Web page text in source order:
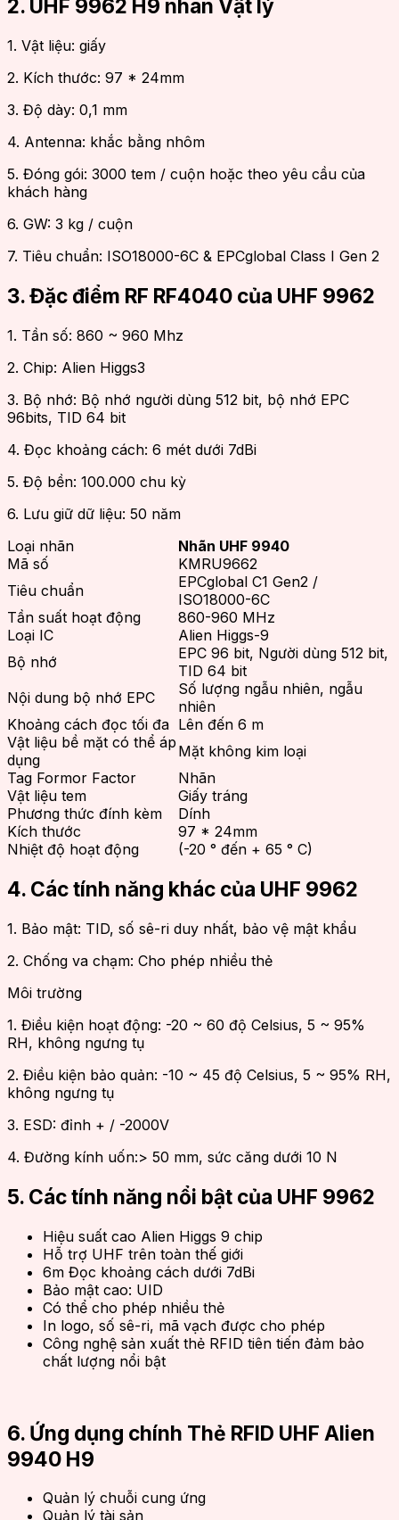
2. UHF 9962 H9 nhãn Vật lý
1. Vật liệu: giấy
2. Kích thước: 97 * 24mm
3. Độ dày: 0,1 mm
4. Antenna: khắc bằng nhôm
5. Đóng gói: 3000 tem / cuộn hoặc theo yêu cầu của
khách hàng
6. GW: 3 kg / cuộn
7. Tiêu chuẩn: ISO18000-6C & EPCglobal Class I Gen 2
3. Đặc điểm RF RF4040 của UHF 9962
1. Tần số: 860 ~ 960 Mhz
2. Chip: Alien Higgs3
3. Bộ nhớ: Bộ nhớ người dùng 512 bit, bộ nhớ EPC
96bits, TID 64 bit
4. Đọc khoảng cách: 6 mét dưới 7dBi
5. Độ bền: 100.000 chu kỳ
6. Lưu giữ dữ liệu: 50 năm
Loại nhãn
Nhãn UHF 9940
Mã số
KMRU9662
Tiêu chuẩn
EPCglobal C1 Gen2 /
ISO18000-6C
Tần suất hoạt động
860-960 MHz
Loại IC
Alien Higgs-9
Bộ nhớ
EPC 96 bit, Người dùng 512 bit,
TID 64 bit
Nội dung bộ nhớ EPC
Số lượng ngẫu nhiên, ngẫu
nhiên
Khoảng cách đọc tối đa Lên đến 6 m
Vật liệu bề mặt có thể áp
dụng
Mặt không kim loại
Tag Formor Factor
Nhãn
Vật liệu tem
Giấy tráng
Phương thức đính kèm
Dính
Kích thước
97 * 24mm
Nhiệt độ hoạt động
(-20 ° đến + 65 ° C)
4. Các tính năng khác của UHF 9962
1. Bảo mật: TID, số sê-ri duy nhất, bảo vệ mật khẩu
2. Chống va chạm: Cho phép nhiều thẻ
Môi trường
1. Điều kiện hoạt động: -20 ~ 60 độ Celsius, 5 ~ 95%
RH, không ngưng tụ
2. Điều kiện bảo quản: -10 ~ 45 độ Celsius, 5 ~ 95% RH,
không ngưng tụ
3. ESD: đỉnh + / -2000V
4. Đường kính uốn:> 50 mm, sức căng dưới 10 N
5. Các tính năng nổi bật của UHF 9962
Hiệu suất cao Alien Higgs 9 chip
Hỗ trợ UHF trên toàn thế giới
6m Đọc khoảng cách dưới 7dBi
Bảo mật cao: UID
Có thể cho phép nhiều thẻ
In logo, số sê-ri, mã vạch được cho phép
Công nghệ sản xuất thẻ RFID tiên tiến đảm bảo
chất lượng nổi bật
6. Ứng dụng chính Thẻ RFID UHF Alien
9940 H9
Quản lý chuỗi cung ứng
Quản lý tài sản